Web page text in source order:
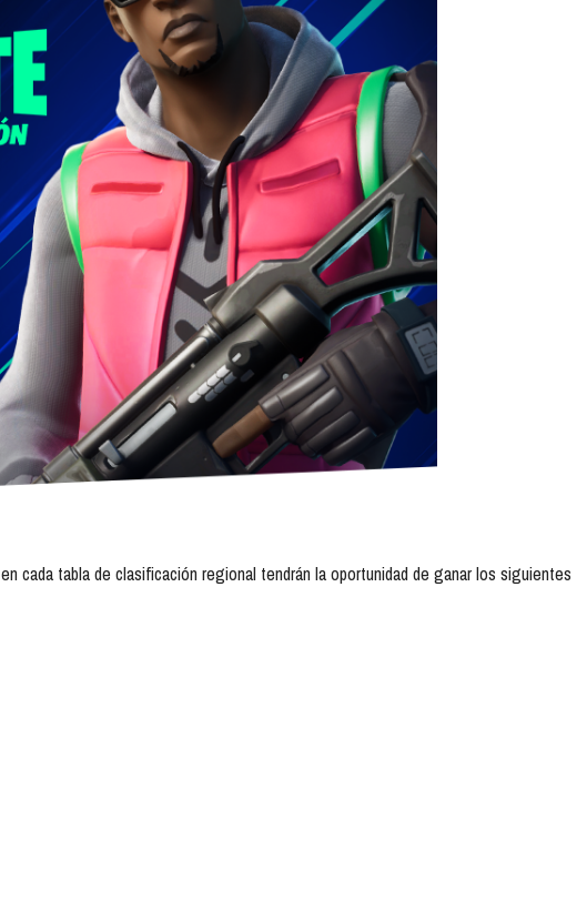
cada tabla de clasificación regional tendrán la oportunidad de ganar los siguientes